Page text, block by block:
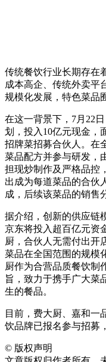
传统餐饮行业长期存
成本高企、传统外卖平
规模化发展，特色菜品
在这一背景下，7月22
划，投入10亿元现金，
招牌菜招募合伙人。在
菜品配方并参与研发，
担现炒制作及严格品控
出成为每道菜品的合伙
成，后续该菜品的销售
据介绍，创新的供应链
京东将投入超百亿元资
厨，合伙人无需付出开
菜品在全国范围的规模
厨作为合营品质餐饮制
旨，致力于携手广大菜
生的餐品。
目前，费大厨、嘉和一
饮品牌已报名参与招募
© 版权声明